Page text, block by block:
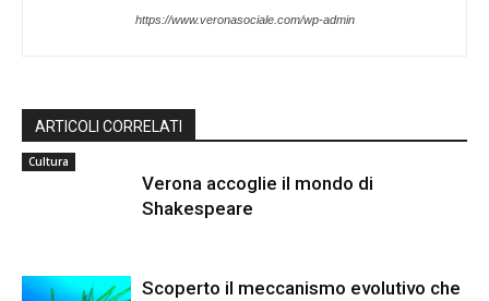
https://www.veronasociale.com/wp-admin
ARTICOLI CORRELATI
Cultura
Verona accoglie il mondo di
Shakespeare
Scoperto il meccanismo evolutivo che